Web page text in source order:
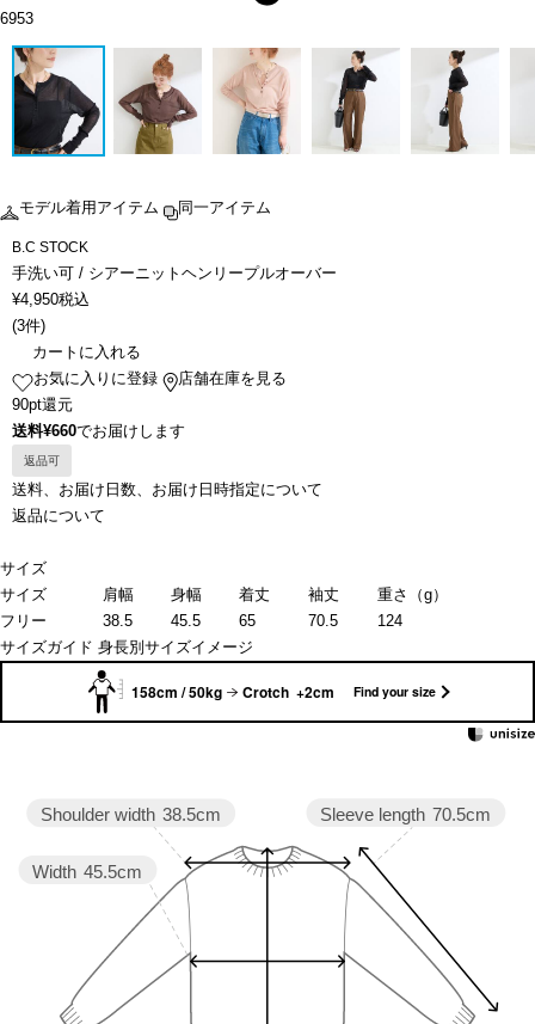
6953
モデル着用アイテム 同一アイテム
B.C STOCK
手洗い可 / シアーニットヘンリープルオーバー
¥4,950税込
(3件)
カートに入れる
お気に入りに登録
店舗在庫を見る
90pt還元
送料¥660でお届けします
返品可
送料、お届け日数、お届け日時指定について
返品について
サイズ
サイズ
肩幅 身幅 着丈 袖丈
重さ（g）
フリー
38.5 45.5 65 70.5
124
サイズガイド 身長別サイズイメージ
158cm / 50kg Crotch +2cm Find your size
Sleeve length 70.5cm
Width 45.5cm
Shoulder width 38.5cm